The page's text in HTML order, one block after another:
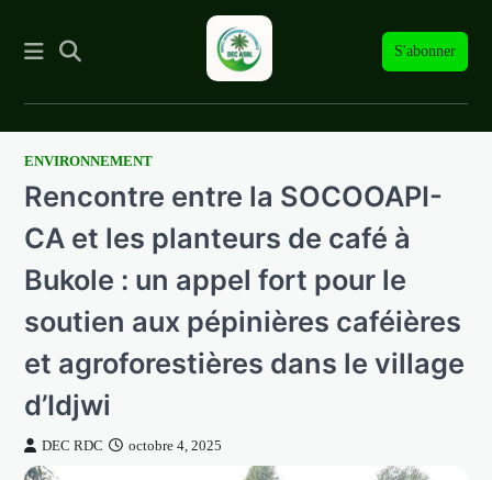
S'abonner
SkipENVIRONNEMENT
Rencontre entre la SOCOOAPI-
CA et les planteurs de café à
Bukole : un appel fort pour le
soutien aux pépinières caféières
et agroforestières dans le village
d’Idjwi
DEC RDC octobre 4, 2025